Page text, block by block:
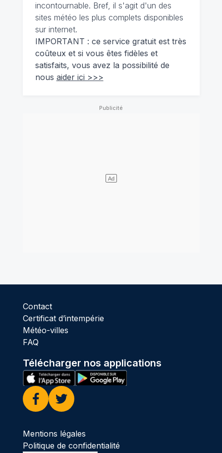
incontournable. Bref, il s'agit d'un des
sites météo les plus complets disponibles
sur internet.
IMPORTANT : ce service gratuit est très
coûteux et si vous êtes fidèles et
satisfaits, vous avez la possibilité de
nous aider ici >>>
Contact
Certificat d’intempérie
Météo-villes
FAQ
Télécharger nos applications
Facebook
Twitter
Mentions légales
Politique de confidentialité